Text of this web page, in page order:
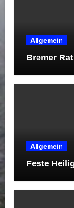
Allgemein
Bremer
Allgemein
Feste